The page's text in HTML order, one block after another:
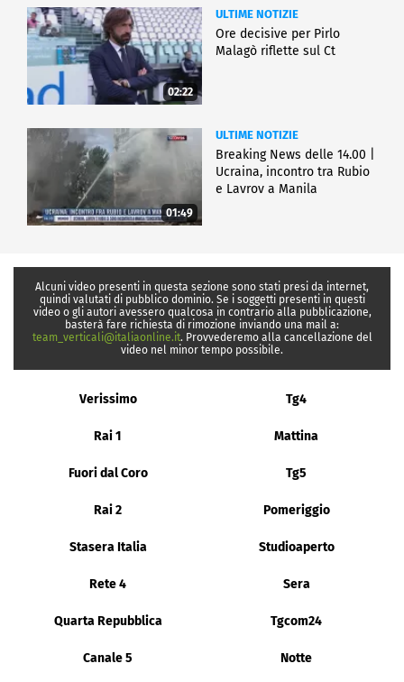
02:22
ULTIME NOTIZIE
Ore decisive per Pirlo
Malagò riflette sul Ct
01:49
ULTIME NOTIZIE
Breaking News delle 14.00 |
Ucraina, incontro tra Rubio
e Lavrov a Manila
Alcuni video presenti in questa sezione sono stati presi da internet,
quindi valutati di pubblico dominio. Se i soggetti presenti in questi
video o gli autori avessero qualcosa in contrario alla pubblicazione,
basterà fare richiesta di rimozione inviando una mail a:
team_verticali@italiaonline.it. Provvederemo alla cancellazione del
video nel minor tempo possibile.
Verissimo Tg4
Rai 1 Mattina
Fuori dal Coro Tg5
Rai 2 Pomeriggio
Stasera Italia Studioaperto
Rete 4 Sera
Quarta Repubblica Tgcom24
Canale 5 Notte